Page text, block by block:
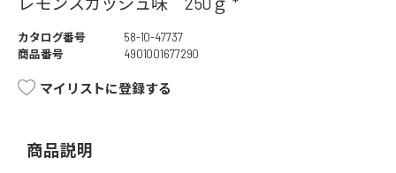
カタログ番号
58-10-47737
商品番号
4901001677290
マイリストに登録する
商品説明